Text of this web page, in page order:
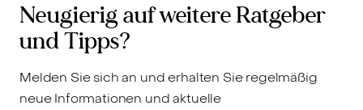
Neugierig auf weitere Ratgeber
und Tipps?
Melden Sie sich an und erhalten Sie regelmäßig
neue Informationen und aktuelle